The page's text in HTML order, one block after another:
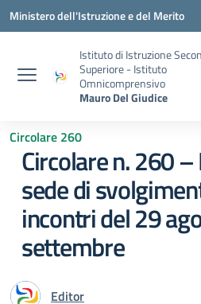
Vai ai contenuti
Vai al menu di navigazione
Vai al footer
Ministero dell'Istruzione e del Merito
Istituto di Istruzione
Superiore - Istituto
Omnicomprensivo
Mauro Del Giudice
Circolare 260
Circolare n. 260
sede di
incontri del 29
settembre
Editor